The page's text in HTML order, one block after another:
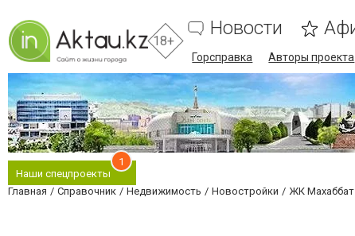
18+
Новости
Горсправка Авторы проекта
Наши спецпроекты
1
Главная Справочник Недвижимость Новостройки ЖК Махаббат